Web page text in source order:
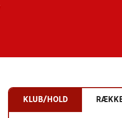
KLUB/HOLD